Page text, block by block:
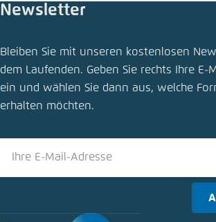
Bedarfsverkehr für den ländlichen Raum
Schliessen
LinkedIn
Bluesky
Newsletter
Bleiben Sie mit unseren kostenlosen
dem Laufenden. Geben Sie rechts Ihre E-
ein und wählen Sie dann aus, welche
erhalten möchten.